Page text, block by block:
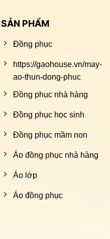
SẢN PHẨM
Đồng phục
https://gaohouse.vn/may-
ao-thun-dong-phuc
Đồng phục nhà hàng
Đồng phục học sinh
Đồng phục mầm non
Áo đồng phục nhà hàng
Áo lớp
Áo đồng phục